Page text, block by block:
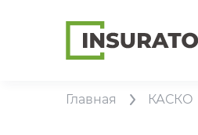
Главная КАСКО